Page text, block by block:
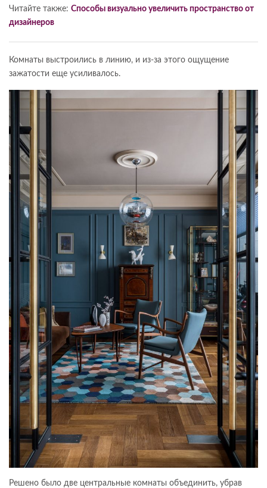
Читайте также: Способы визуально увеличить пространство от
дизайнеров
Комнаты выстроились в линию, и из-за этого ощущение
зажатости еще усиливалось.
Решено было две центральные комнаты объединить, убрав